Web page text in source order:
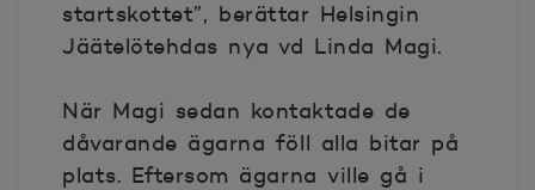
startskottet”, berättar Helsingin
Jäätelötehdas nya vd Linda Magi.
När Magi sedan kontaktade de
dåvarande ägarna föll alla bitar på
plats. Eftersom ägarna ville gå i